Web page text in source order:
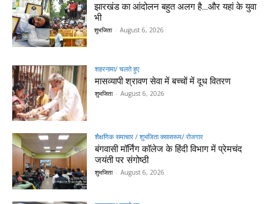
झारखंड का आंदोलन बहुत अलग है…और यहां के युवा
भी
शुभजिता - August 6, 2026
शहरनामा/ चलते हुए
मासव्यापी श्रावण सेवा में बच्चों में दूध वितरण
शुभजिता - August 6, 2026
शैक्षणिक समाचार / शुभजिता क्सासरूम/ रोजगार
बंगवासी मॉर्निंग कॉलेज के हिंदी विभाग में प्रेमचंद
जयंती पर संगोष्ठी
शुभजिता - August 6, 2026